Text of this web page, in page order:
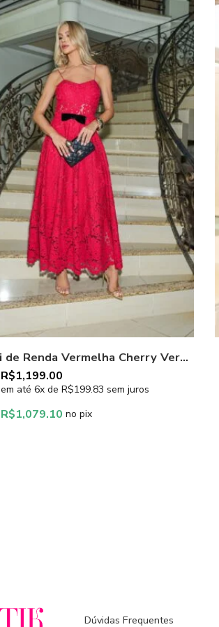
Vestido Midi de Renda Vermelha Cherry Vermelho
R$1,199.00
em até 6x de R$199.83 sem juros
R$1,079.10 no pix
Dúvidas Frequentes